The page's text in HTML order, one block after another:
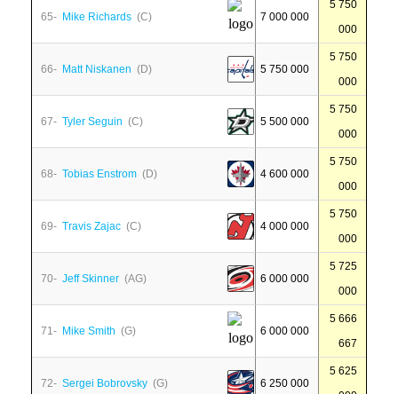
65- Mike Richards (C) 7 000 000
5 750
000
66- Matt Niskanen (D) 5 750 000
5 750
000
67- Tyler Seguin (C) 5 500 000
5 750
000
68- Tobias Enstrom (D) 4 600 000
5 750
000
69- Travis Zajac (C) 4 000 000
5 750
000
70- Jeff Skinner (AG) 6 000 000
5 725
000
71- Mike Smith (G) 6 000 000
5 666
667
72- Sergei Bobrovsky (G) 6 250 000
5 625